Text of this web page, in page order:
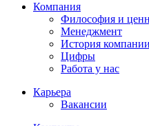
Компания
Философия и
Менеджмент
История компании
Цифры
Работа у нас
Карьера
Вакансии